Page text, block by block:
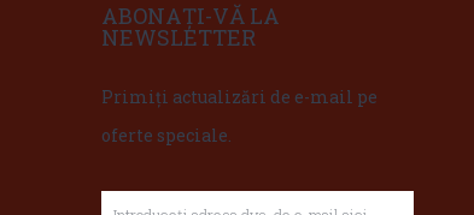
ABONAȚI-VĂ LA
NEWSLETTER
Primiți actualizări de e-mail pe
oferte speciale.